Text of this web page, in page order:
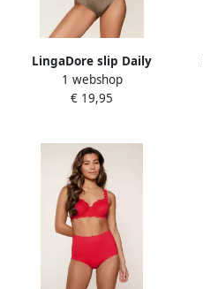
LingaDore slip Daily
olijfgroen
1 webshop
€ 19,95